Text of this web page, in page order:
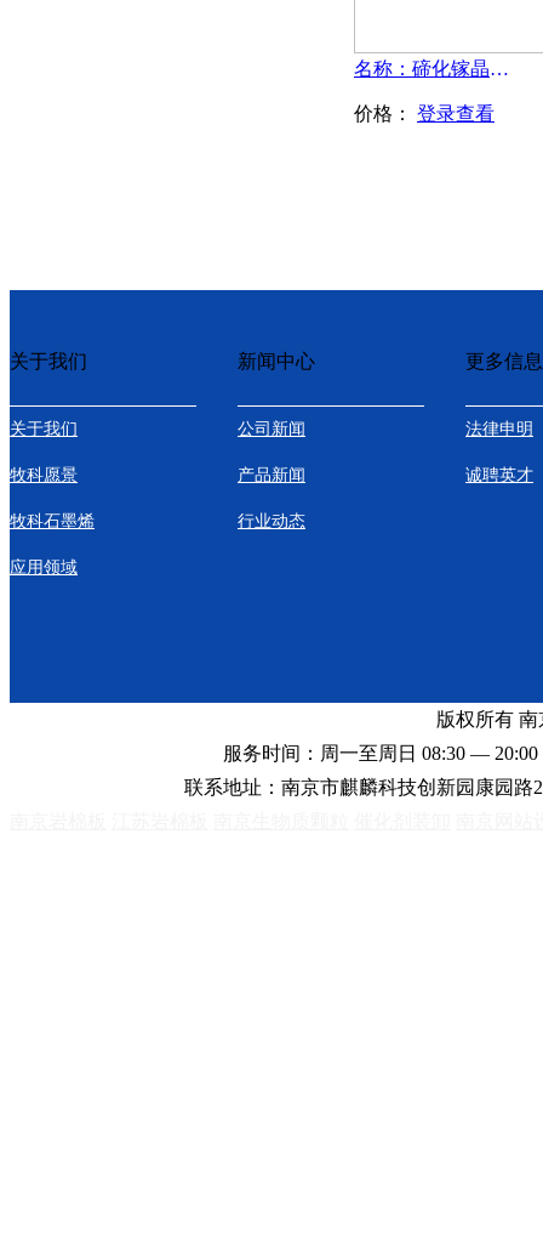
名称：碲化镓晶体-GaTe
价格： 登录查看
关于我们 新闻中心 更多信息
关于我们
牧科愿景
牧科石墨烯
应用领域
公司新闻
产品新闻
行业动态
法律申明
诚聘英才
版权所有
服务时间：周一至周日 08:30 —
联系地址：南京市麒麟科技创新园康园